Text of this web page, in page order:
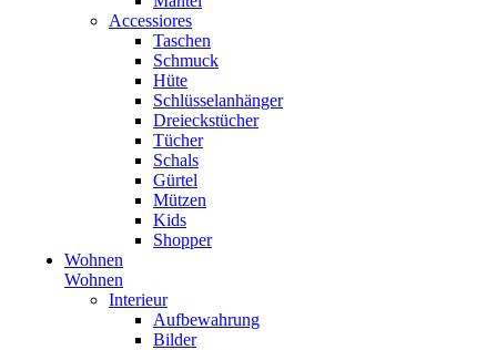
Accessiores
Taschen
Schmuck
Hüte
Schlüsselanhänger
Dreieckstücher
Tücher
Schals
Gürtel
Mützen
Kids
Shopper
Wohnen
Wohnen
Interieur
Aufbewahrung
Bilder